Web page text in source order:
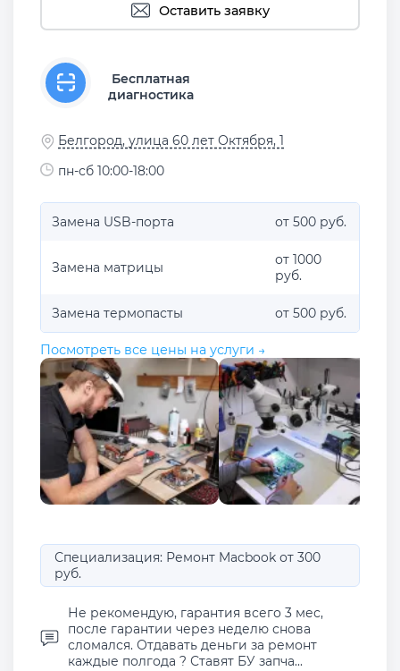
Оставить заявку
Бесплатная
диагностика
Белгород, улица 60 лет Октября, 1
пн-сб 10:00-18:00
Замена USB-порта от 500 руб.
Замена матрицы
от 1000
руб.
Замена термопасты от 500 руб.
Посмотреть все цены на услуги →
Специализация: Ремонт Macbook от 300
руб.
Не рекомендую, гарантия всего 3 мес,
после гарантии через неделю снова
сломался. Отдавать деньги за ремонт
каждые полгода ? Ставят БУ запча...